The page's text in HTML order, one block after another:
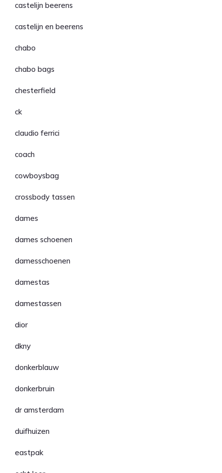
castelijn beerens
castelijn en beerens
chabo
chabo bags
chesterfield
ck
claudio ferrici
coach
cowboysbag
crossbody tassen
dames
dames schoenen
damesschoenen
damestas
damestassen
dior
dkny
donkerblauw
donkerbruin
dr amsterdam
duifhuizen
eastpak